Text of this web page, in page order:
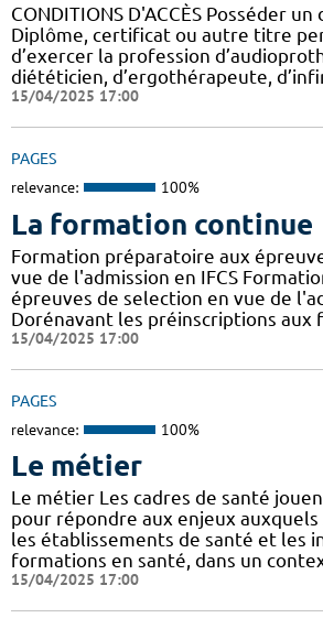
CONDITIONS D'ACCÈS Posséder
Diplôme, certificat ou autre titre
d’exercer la profession
diététicien, d’ergothérapeute,
15/04/2025 17:00
PAGES
relevance: 100%
La formation continue
Formation préparatoire aux
vue de l'admission en IFCS
épreuves de selection en vue de
Dorénavant les préinscriptions aux
15/04/2025 17:00
PAGES
relevance: 100%
Le métier
Le métier Les cadres de santé
pour répondre aux enjeux
les établissements de santé et les
formations en santé, dans un
15/04/2025 17:00